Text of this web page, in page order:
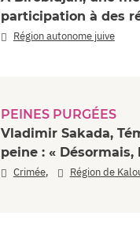
participation à des
Région autonome juive
PEINES PURGÉES
Vladimir Sakada,
peine : «
Crimée, Région de